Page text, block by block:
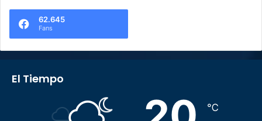
62.645
Fans
El Tiempo
℃